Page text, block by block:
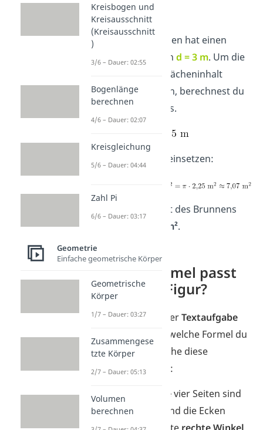
➡️Beispiel
Ein runder Brunnen hat einen
Durchmesser von d = 3 m. Um die
Formel für den Flächeninhalt
nutzen zu können, berechnest du
zuerst den Radius.
Dann kannst du einsetzen:
Der Flächeninhalt des Brunnens
ca. 7,07 m².
Welche Formel passt
zu meiner Figur?
Stehst du vor einerTextaufgabe
und weißt nicht, welche Formel du
nutzen sollst? Gehe diese
Checklistedurch:
Allevier Seiten sind
gleich lang
und die Ecken
Kreisbogen und
Kreisausschnitt
(Kreisausschnitt
)
3/6 – Dauer: 02:55
Bogenlänge
berechnen
4/6 – Dauer: 02:07
Kreisgleichung
5/6 – Dauer: 04:44
Zahl Pi
6/6 – Dauer: 03:17
Geometrie
Einfache geometrische Körper
Geometrische
Körper
1/7 – Dauer: 03:27
Zusammengese
tzte Körper
2/7 – Dauer: 05:13
Volumen
berechnen